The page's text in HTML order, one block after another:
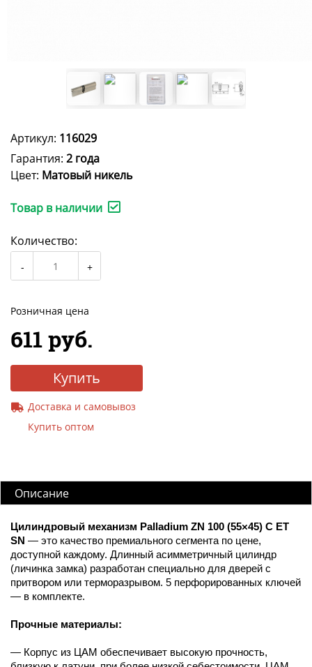
Артикул: 116029
Гарантия: 2 года
Цвет: Матовый никель
Товар в наличии
Количество:
Розничная цена
611 руб.
Купить
Доставка и самовывоз
Купить оптом
Описание
Цилиндровый механизм Palladium ZN 100 (55×45) C ET
SN — это качество премиального сегмента по цене,
доступной каждому. Длинный асимметричный цилиндр
(личинка замка) разработан специально для дверей с
притвором или терморазрывом. 5 перфорированных ключей
— в комплекте.
Прочные материалы:
— Корпус из ЦАМ обеспечивает высокую прочность,